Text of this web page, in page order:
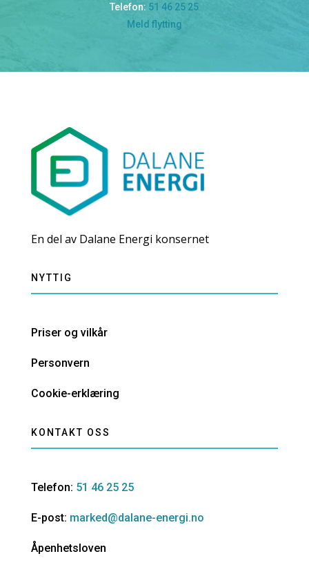
Telefon: 51 46 25 25
Meld flytting
En del av Dalane Energi konsernet
NYTTIG
Priser og vilkår
Personvern
Cookie-erklæring
KONTAKT OSS
Telefon: 51 46 25 25
E-post: marked@dalane-energi.no
Åpenhetsloven